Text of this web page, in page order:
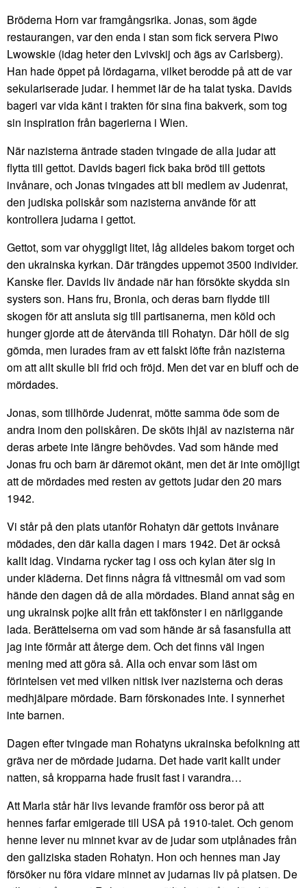
Bröderna Horn var framgångsrika. Jonas, som ägde
restaurangen, var den enda i stan som fick servera Piwo
Lwowskie (idag heter den Lvivskij och ägs av Carlsberg).
Han hade öppet på lördagarna, vilket berodde på att de var
sekulariserade judar. I hemmet lär de ha talat tyska. Davids
bageri var vida känt i trakten för sina fina bakverk, som tog
sin inspiration från bagerierna i Wien.
När nazisterna äntrade staden tvingade de alla judar att
flytta till gettot. Davids bageri fick baka bröd till gettots
invånare, och Jonas tvingades att bli medlem av Judenrat,
den judiska poliskår som nazisterna använde för att
kontrollera judarna i gettot.
Gettot, som var ohyggligt litet, låg alldeles bakom torget och
den ukrainska kyrkan. Där trängdes uppemot 3500 individer.
Kanske fler. Davids liv ändade när han försökte skydda sin
systers son. Hans fru, Bronia, och deras barn flydde till
skogen för att ansluta sig till partisanerna, men köld och
hunger gjorde att de återvända till Rohatyn. Där höll de sig
gömda, men lurades fram av ett falskt löfte från nazisterna
om att allt skulle bli frid och fröjd. Men det var en bluff och de
mördades.
Jonas, som tillhörde Judenrat, mötte samma öde som de
andra inom den poliskåren. De sköts ihjäl av nazisterna när
deras arbete inte längre behövdes. Vad som hände med
Jonas fru och barn är däremot okänt, men det är inte omöjligt
att de mördades med resten av gettots judar den 20 mars
1942.
Vi står på den plats utanför Rohatyn där gettots invånare
mödades, den där kalla dagen i mars 1942. Det är också
kallt idag. Vindarna rycker tag i oss och kylan äter sig in
under kläderna. Det finns några få vittnesmål om vad som
hände den dagen då de alla mördades. Bland annat såg en
ung ukrainsk pojke allt från ett takfönster i en närliggande
lada. Berättelserna om vad som hände är så fasansfulla att
jag inte förmår att återge dem. Och det finns väl ingen
mening med att göra så. Alla och envar som läst om
förintelsen vet med vilken nitisk iver nazisterna och deras
medhjälpare mördade. Barn förskonades inte. I synnerhet
inte barnen.
Dagen efter tvingade man Rohatyns ukrainska befolkning att
gräva ner de mördade judarna. Det hade varit kallt under
natten, så kropparna hade frusit fast i varandra…
Att Marla står här livs levande framför oss beror på att
hennes farfar emigerade till USA på 1910-talet. Och genom
henne lever nu minnet kvar av de judar som utplånades från
den galiziska staden Rohatyn. Hon och hennes man Jay
försöker nu föra vidare minnet av judarnas liv på platsen. De